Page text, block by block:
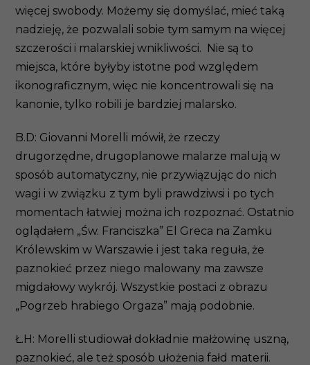
więcej swobody. Możemy się domyślać, mieć taką
nadzieję, że pozwalali sobie tym samym na więcej
szczerości i malarskiej wnikliwości. Nie są to
miejsca, które byłyby istotne pod względem
ikonograficznym, więc nie koncentrowali się na
kanonie, tylko robili je bardziej malarsko.
B.D: Giovanni Morelli mówił, że rzeczy
drugorzędne, drugoplanowe malarze malują w
sposób automatyczny, nie przywiązując do nich
wagi i w związku z tym byli prawdziwsi i po tych
momentach łatwiej można ich rozpoznać. Ostatnio
oglądałem „Św. Franciszka” El Greca na Zamku
Królewskim w Warszawie i jest taka reguła, że
paznokieć przez niego malowany ma zawsze
migdałowy wykrój. Wszystkie postaci z obrazu
„Pogrzeb hrabiego Orgaza” mają podobnie.
Ł.H: Morelli studiował dokładnie małżowinę uszną,
paznokieć, ale też sposób ułożenia fałd materii.